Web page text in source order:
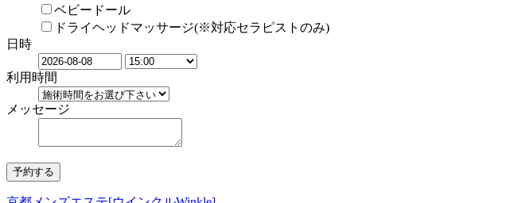
ベビードール
ドライヘッドマッサージ(※対応セラピストのみ)
日時
利用時間
メッセージ